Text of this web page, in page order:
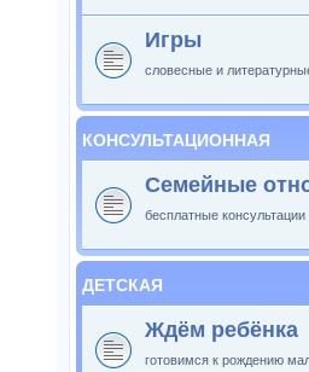
Игры
словесные и
КОНСУЛЬТАЦИОННАЯ
Семейные
бесплатные консультации
ДЕТСКАЯ
Ждём ребёнка
готовимся к рождению